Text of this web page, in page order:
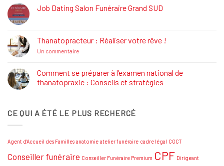
Définition,
Rôle
Job Dating Salon Funéraire Grand SUD
Job
Dating
Salon
SUD
Thanatopracteur : Réaliser votre rêve !
Un commentairesur
Réaliser
votre
rêve
Comment se préparer à l’examen national de
thanatopraxie : Conseils et stratégies
Comment
se
national
thanatopraxie
CE QUI A ÉTÉ LE PLUS RECHERCÉ
Agent d'Accueil des Familles anatomie atelier funéraire cadre légal CGCT
Conseiller funéraire Conseiller Funéraire Premium CPF Dirigeant